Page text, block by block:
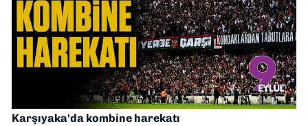
Karşıyaka'da kombine harekatı